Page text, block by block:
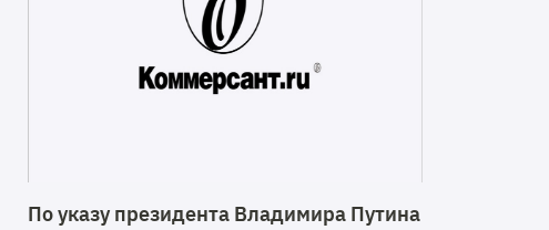
По указу президента Владимира Путина